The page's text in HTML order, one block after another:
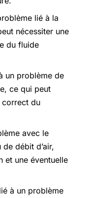
lié à la
nécessiter une
du fluide
un problème de
ce qui peut
correct du
avec le
débit d’air,
et une éventuelle
à un problème